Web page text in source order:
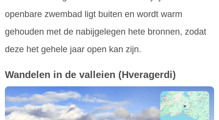
openbare zwembad ligt buiten en wordt warm
gehouden met de nabijgelegen hete bronnen, zodat
deze het gehele jaar open kan zijn.
Wandelen in de valleien (Hveragerdi)